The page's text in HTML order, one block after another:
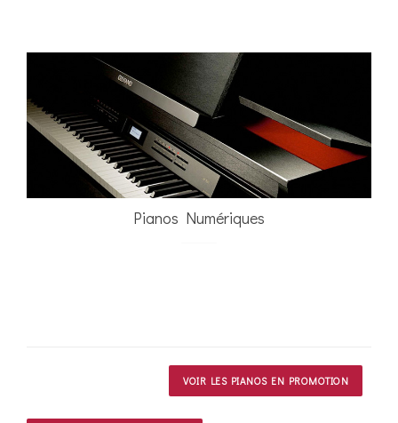
Pianos Numériques
VOIR LES PIANOS EN PROMOTION